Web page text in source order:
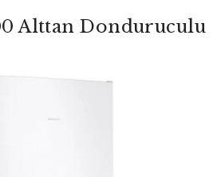
Alttan Donduruculu